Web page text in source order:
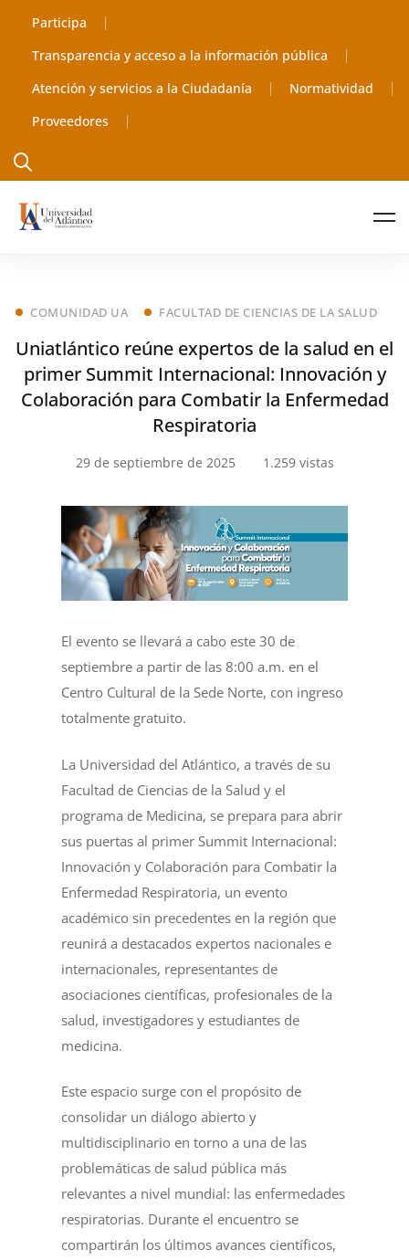
Participa
Transparencia y acceso a la información pública
Atención y servicios a la Ciudadanía
Normatividad
Proveedores
COMUNIDAD UA FACULTAD DE CIENCIAS DE LA SALUD
Uniatlántico reúne expertos de la salud en el
primer Summit Internacional: Innovación y
Colaboración para Combatir la Enfermedad
Respiratoria
29 de septiembre de 2025 1.259 vistas
El evento se llevará a cabo este 30 de
septiembre a partir de las 8:00 a.m. en el
Centro Cultural de la Sede Norte, con ingreso
totalmente gratuito.
La Universidad del Atlántico, a través de su
Facultad de Ciencias de la Salud y el
programa de Medicina, se prepara para abrir
sus puertas al primer Summit Internacional:
Innovación y Colaboración para Combatir la
Enfermedad Respiratoria, un evento
académico sin precedentes en la región que
reunirá a destacados expertos nacionales e
internacionales, representantes de
asociaciones científicas, profesionales de la
salud, investigadores y estudiantes de
medicina.
Este espacio surge con el propósito de
consolidar un diálogo abierto y
multidisciplinario en torno a una de las
problemáticas de salud pública más
relevantes a nivel mundial: las enfermedades
respiratorias. Durante el encuentro se
compartirán los últimos avances científicos,